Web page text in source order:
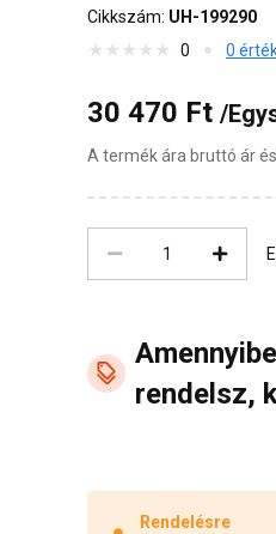
Cikkszám: UH-199290
0
0
30 470 Ft /
A termék ára bruttó ár
rendelsz,
Rendelésre